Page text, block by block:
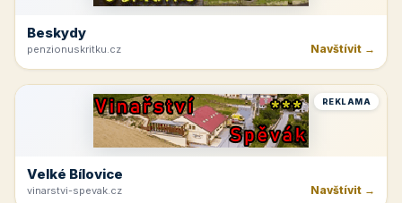
Beskydy
penzionuskritku.cz Navštívit →
REKLAMA
Velké Bílovice
vinarstvi-spevak.cz Navštívit →